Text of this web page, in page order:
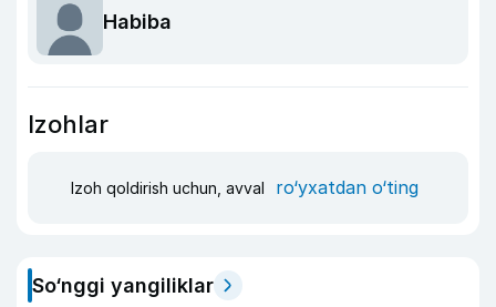
Habiba
Izohlar
Izoh qoldirish uchun, avval ro‘yxatdan o‘ting
So‘nggi yangiliklar